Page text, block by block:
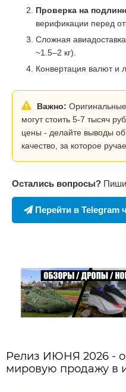
Проверка на
верификации перед
Сложная
~1.5–2 кг).
Конвертация валют и
Важно:
могут стоить 5-7 тысяч
цены - делайте выводы
качество, за которое
Остались вопросы?
Перейти в Telegram
Релиз ИЮНЯ 2026 -
мировую продажу в